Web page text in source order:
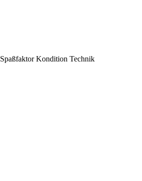
Spaßfaktor Kondition Technik